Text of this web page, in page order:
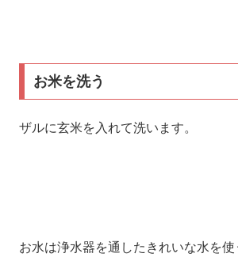
お米を洗う
ザルに玄米を入れて洗います。
お水は浄水器を通したきれいな水を